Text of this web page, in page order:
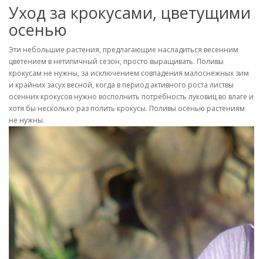
Уход за крокусами, цветущими
осенью
Эти небольшие растения, предлагающие насладиться весенним
цветением в нетипичный сезон, просто выращивать. Поливы
крокусам не нужны, за исключением совпадения малоснежных зим
и крайних засух весной, когда в период активного роста листвы
осенних крокусов нужно восполнить потребность луковиц во влаге и
хотя бы несколько раз полить крокусы. Поливы осенью растениям
не нужны.